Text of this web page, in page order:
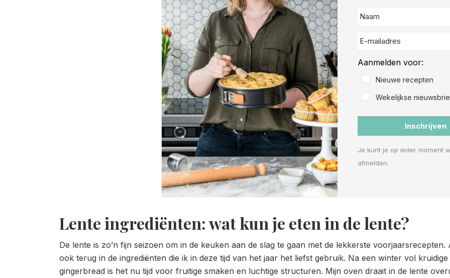
Aanmelden voor:
Nieuwe recepten
Wekelijkse
Inschrijven
Je kunt je op ieder moment
afmelden.
Lente ingrediënten: wat kun je eten in de lente?
De lente is zo’n fijn seizoen om in de keuken aan de slag te gaan met de lekkerste
ook terug in de ingrediënten die ik in deze tijd van het jaar het liefst gebruik. Na een winter vol
gingerbread is het nu tijd voor fruitige smaken en luchtige structuren. Mijn oven draait in de lente